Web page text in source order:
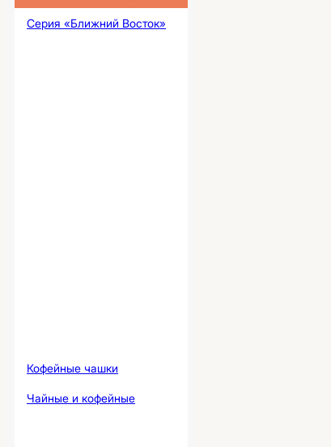
Серия «Ближний Восток»
Кофейные чашки
Чайные и кофейные